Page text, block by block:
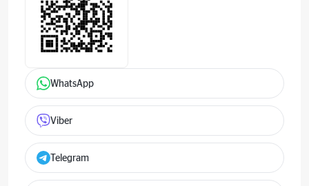
WhatsApp
Viber
Telegram